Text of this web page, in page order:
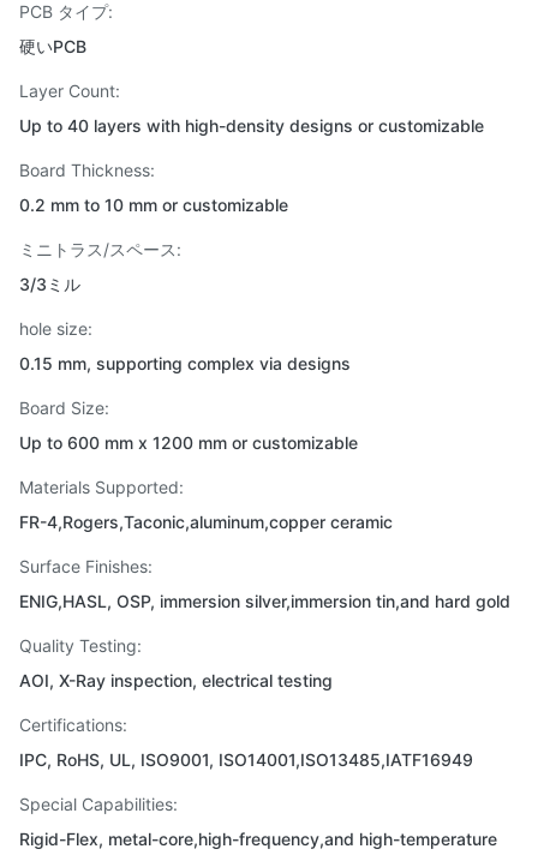
PCB タイプ:
硬いPCB
Layer Count:
Up to 40 layers with high-density designs or customizable
Board Thickness:
0.2 mm to 10 mm or customizable
ミニトラス/スペース:
3/3ミル
hole size:
0.15 mm, supporting complex via designs
Board Size:
Up to 600 mm x 1200 mm or customizable
Materials Supported:
FR-4,Rogers,Taconic,aluminum,copper ceramic
Surface Finishes:
ENIG,HASL, OSP, immersion silver,immersion tin,and hard gold
Quality Testing:
AOI, X-Ray inspection, electrical testing
Certifications:
IPC, RoHS, UL, ISO9001, ISO14001,ISO13485,IATF16949
Special Capabilities:
Rigid-Flex, metal-core,high-frequency,and high-temperature